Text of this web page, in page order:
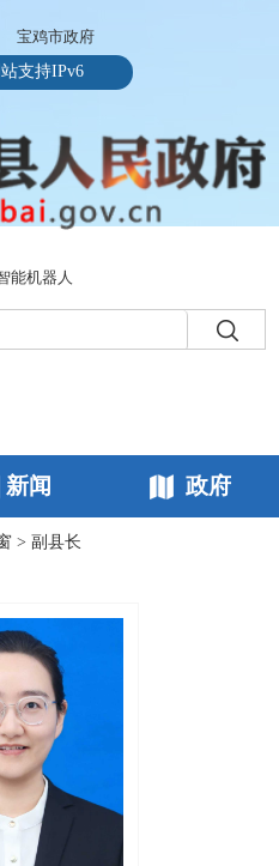
宝鸡市政府
支持IPv6
能机器人
新闻 政府
> 副县长